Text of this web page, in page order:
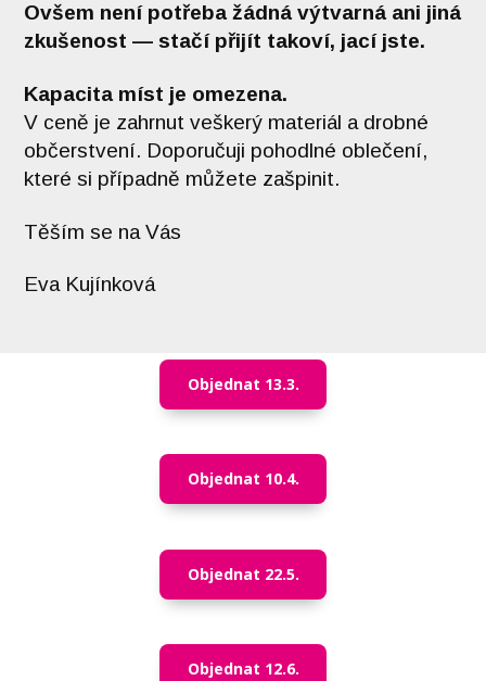
Ovšem není potřeba žádná výtvarná ani jiná
zkušenost — stačí přijít takoví, jací jste.
Kapacita míst je omezena.
V ceně je zahrnut veškerý materiál a drobné
občerstvení. Doporučuji pohodlné oblečení,
které si případně můžete zašpinit.
Těším se na Vás
Eva Kujínková
Objednat 13.3.
Objednat 10.4.
Objednat 22.5.
Objednat 12.6.